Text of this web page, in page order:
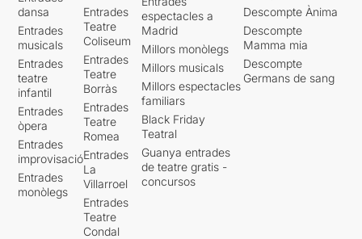
dansa
Entrades
musicals
Entrades
teatre
infantil
Entrades
òpera
Entrades
improvisació
Entrades
monòlegs
Entrades
Teatre
Coliseum
Entrades
Teatre
Borràs
Entrades
Teatre
Romea
Entrades
La
Villarroel
Entrades
Teatre
Condal
espectacles a
Madrid
Millors monòlegs
Millors musicals
Millors espectacles
familiars
Black Friday
Teatral
Guanya entrades
de teatre gratis -
concursos
Descompte Ànima
Descompte
Mamma mia
Descompte
Germans de sang